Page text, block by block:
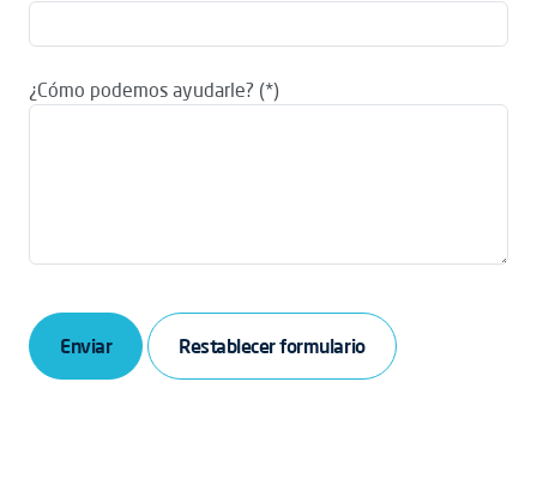
¿Cómo podemos ayudarle?
Enviar